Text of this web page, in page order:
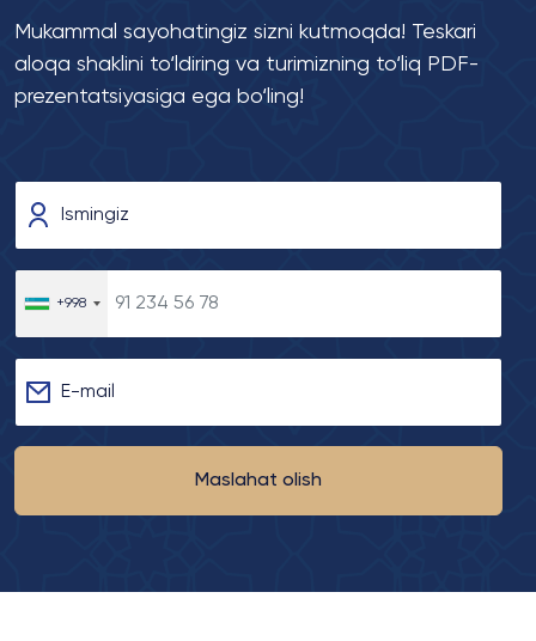
Mukammal sayohatingiz sizni kutmoqda! Teskari
aloqa shaklini to‘ldiring va turimizning to‘liq PDF-
prezentatsiyasiga ega bo‘ling!
Ismingiz
+998
E-mail
Maslahat olish